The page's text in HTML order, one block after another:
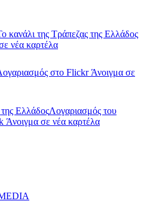
κανάλι της Τράπεζας της Ελλάδος
νέα καρτέλα
στο FlickrΆνοιγμα σε
ΕλλάδοςΛογαριασμός του
Άνοιγμα σε νέα καρτέλα